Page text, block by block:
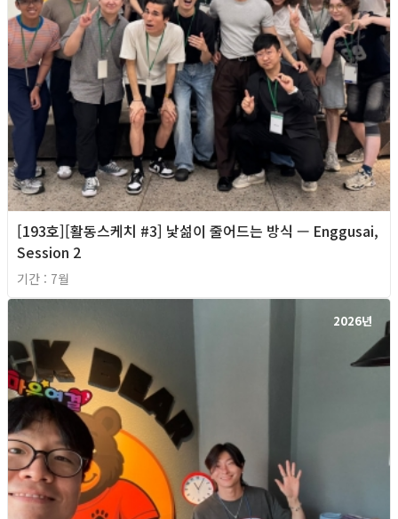
[193호][활동스케치 #3] 낯섦이 줄어드는 방식 — Enggusai,
Session 2
기간 : 7월
2026년